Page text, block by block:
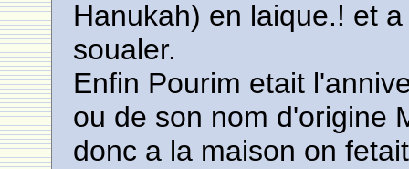
Hanukah) en laique.! et
soualer.
Enfin Pourim etait
ou de son nom d'origine
donc a la maison on